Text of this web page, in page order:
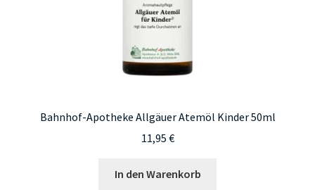
Bahnhof-Apotheke Allgäuer Atemöl Kinder 50ml
11,95 €
In den Warenkorb